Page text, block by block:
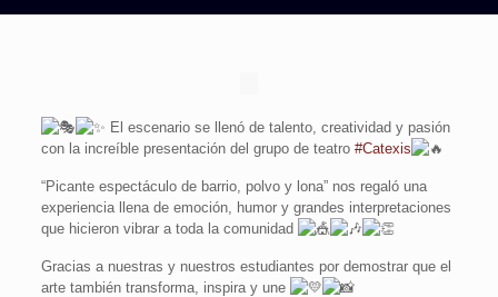
El escenario se llenó de talento, creatividad y pasión
con la increíble presentación del grupo de teatro #Catexis
“Picante espectáculo de barrio, polvo y lona” nos regaló una
experiencia llena de emoción, humor y grandes interpretaciones
que hicieron vibrar a toda la comunidad
Gracias a nuestras y nuestros estudiantes por demostrar que el
arte también transforma, inspira y une